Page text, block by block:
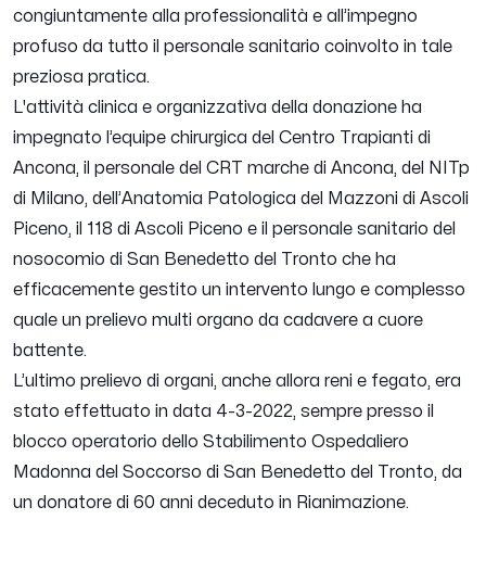
congiuntamente alla professionalità e all’impegno
profuso da tutto il personale sanitario coinvolto in tale
preziosa pratica.
L'attività clinica e organizzativa della donazione ha
impegnato l’equipe chirurgica del Centro Trapianti di
Ancona, il personale del CRT marche di Ancona, del NITp
di Milano, dell’Anatomia Patologica del Mazzoni di Ascoli
Piceno, il 118 di Ascoli Piceno e il personale sanitario del
nosocomio di San Benedetto del Tronto che ha
efficacemente gestito un intervento lungo e complesso
quale un prelievo multi organo da cadavere a cuore
battente.
L’ultimo prelievo di organi, anche allora reni e fegato, era
stato effettuato in data 4-3-2022, sempre presso il
blocco operatorio dello Stabilimento Ospedaliero
Madonna del Soccorso di San Benedetto del Tronto, da
un donatore di 60 anni deceduto in Rianimazione.